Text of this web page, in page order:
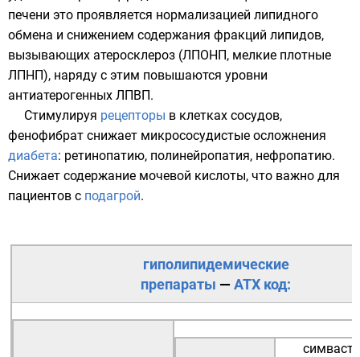
печени это проявляется нормализацией липидного
обмена и снижением содержания фракций липидов,
вызывающих атеросклероз (ЛПОНП, мелкие плотные
ЛПНП), наряду с этим повышаются уровни
антиатерогенных ЛПВП.
Стимулируя рецепторы в клетках сосудов,
фенофибрат снижает микрососудистые осложнения
диабета: ретинопатию, полинейропатия, нефропатию.
Снижает содержание мочевой кислоты, что важно для
пациентов с подагрой.
гиполипидемические
препараты — АТХ код: